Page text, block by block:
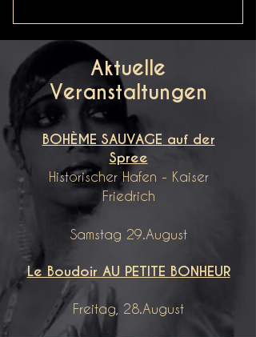
Aktuelle
Veranstaltungen
BOHÈME SAUVAGE auf der
Spree
Historischer Hafen - Kaiser
Friedrich
Samstag 29.August
Le Boudoir AU PETITE BONHEUR
Freitag, 28.August